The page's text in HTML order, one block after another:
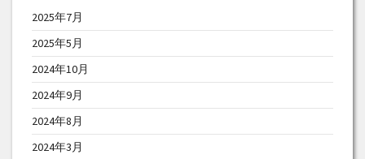
2025年7月
2025年5月
2024年10月
2024年9月
2024年8月
2024年3月